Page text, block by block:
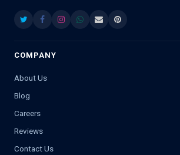
COMPANY
About Us
Blog
Careers
Reviews
Contact Us